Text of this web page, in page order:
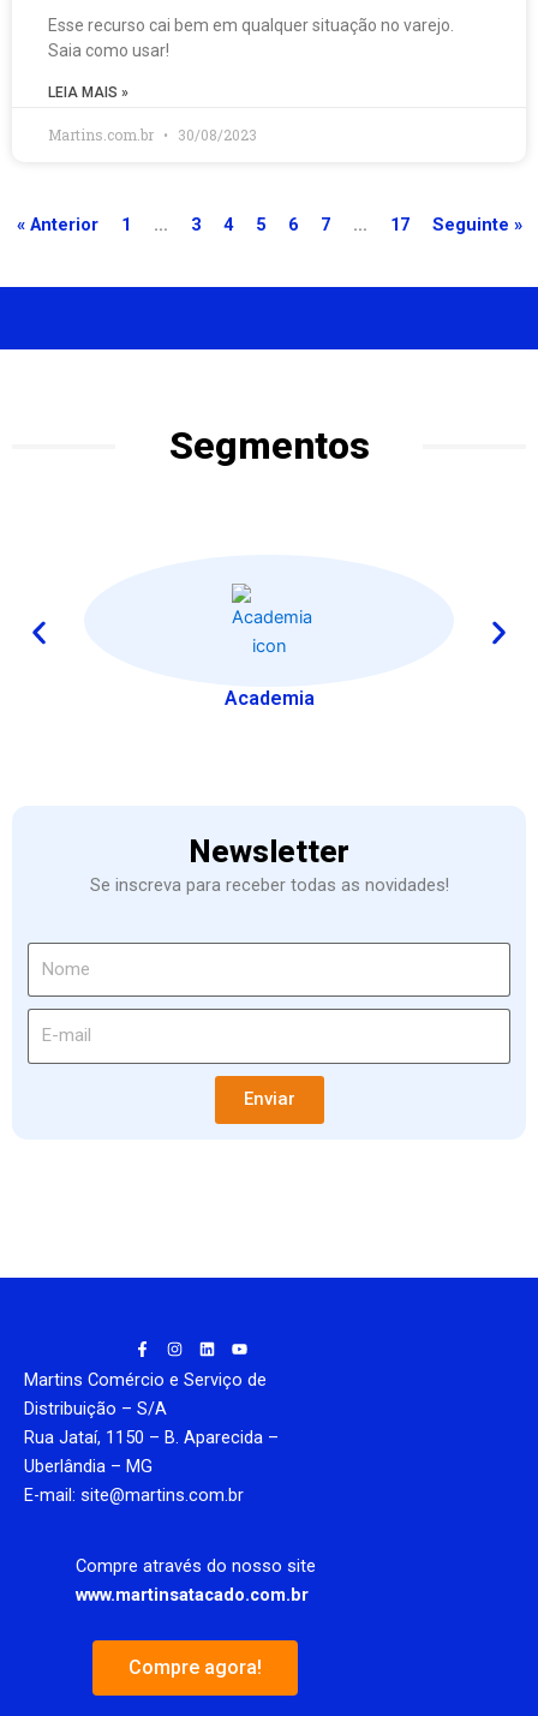
Esse recurso cai bem em qualquer situação no varejo.
Saia como usar!
LEIA MAIS »
Martins.com.br 30/08/2023
« Anterior 1 … 3 4 5 6 7 … 17 Seguinte »
Segmentos
Academia
Newsletter
Se inscreva para receber todas as novidades!
Enviar
F
a
c
e
b
o
o
-
I
n
s
t
r
L
i
n
k
i
Y
o
u
t
e
Martins Comércio e Serviço de
Distribuição – S/A
Rua Jataí, 1150 – B. Aparecida –
Uberlândia – MG
E-mail: site@martins.com.br
Compre através do nosso site
www.martinsatacado.com.br
Compre agora!